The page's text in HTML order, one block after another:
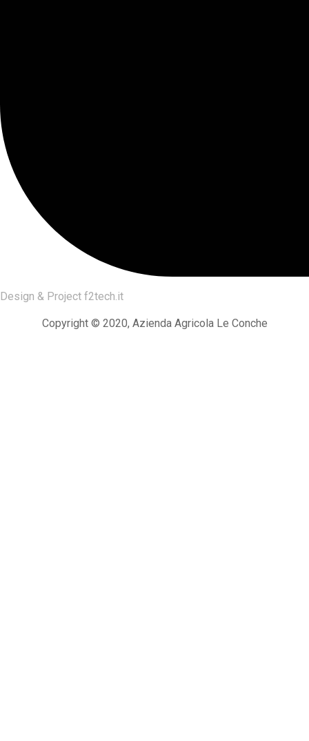
Design & Project f2tech.it
Copyright © 2020, Azienda Agricola Le Conche